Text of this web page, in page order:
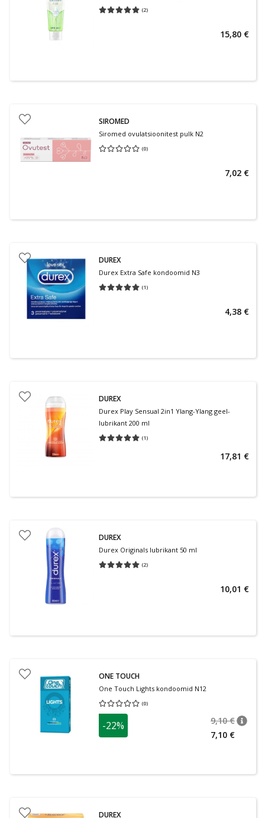
(2)
Keskmine hinnang 5.00
15,80 €
SIROMED
Siromed ovulatsioonitest pulk N2
(0)
Keskmine hinnang 0.00
7,02 €
DUREX
Durex Extra Safe kondoomid N3
(1)
Keskmine hinnang 5.00
4,38 €
DUREX
Durex Play Sensual 2in1 Ylang-Ylang geel-
lubrikant 200 ml
(1)
Keskmine hinnang 5.00
17,81 €
DUREX
Durex Originals lubrikant 50 ml
(2)
Keskmine hinnang 5.00
10,01 €
ONE TOUCH
One Touch Lights kondoomid N12
(0)
Keskmine hinnang 0.00
-22% 9,10 €
7,10 €
DUREX